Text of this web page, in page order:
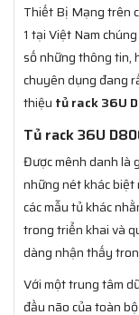
Thiết Bị Mạng trên
1 tại Việt Nam
số những thông tin,
chuyên dụng đang
thiệu tủ rack 36U
Tủ rack 36U
Được mênh danh là
những nét khác
các mẫu tủ khác
trong triển khai và
dàng nhận thấy
Với một trung tâm
đầu não của toàn